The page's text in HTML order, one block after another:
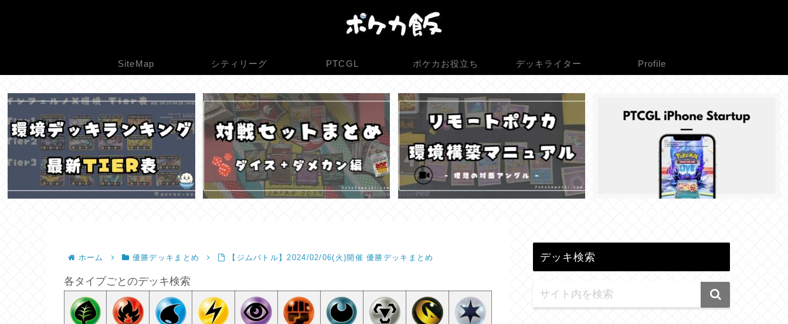
SiteMap シティリーグ PTCGL ポケカお役立ち デッキライター Profile
ホーム 優勝デッキまとめ 【ジムバトル】2024/02/06(火)開催 優勝デッキまとめ
各タイプごとのデッキ検索
デッキ検索